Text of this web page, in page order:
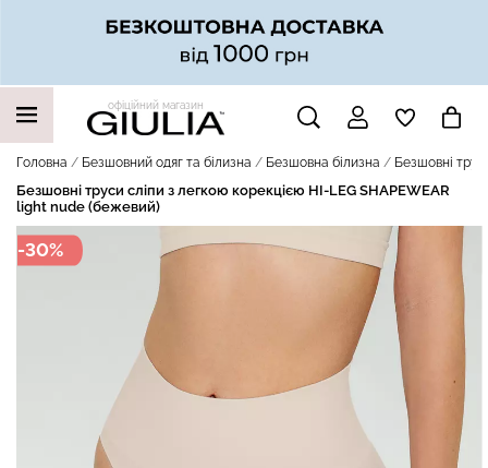
офіційний магазин
Головна Безшовний одяг та білизна Безшовна білизна Безшовні
Безшовні труси сліпи з легкою корекцією HI-LEG SHAPEWEAR
light nude (бежевий)
-30%
НАШІ ТРЕНДОВІ ТОВАРИ